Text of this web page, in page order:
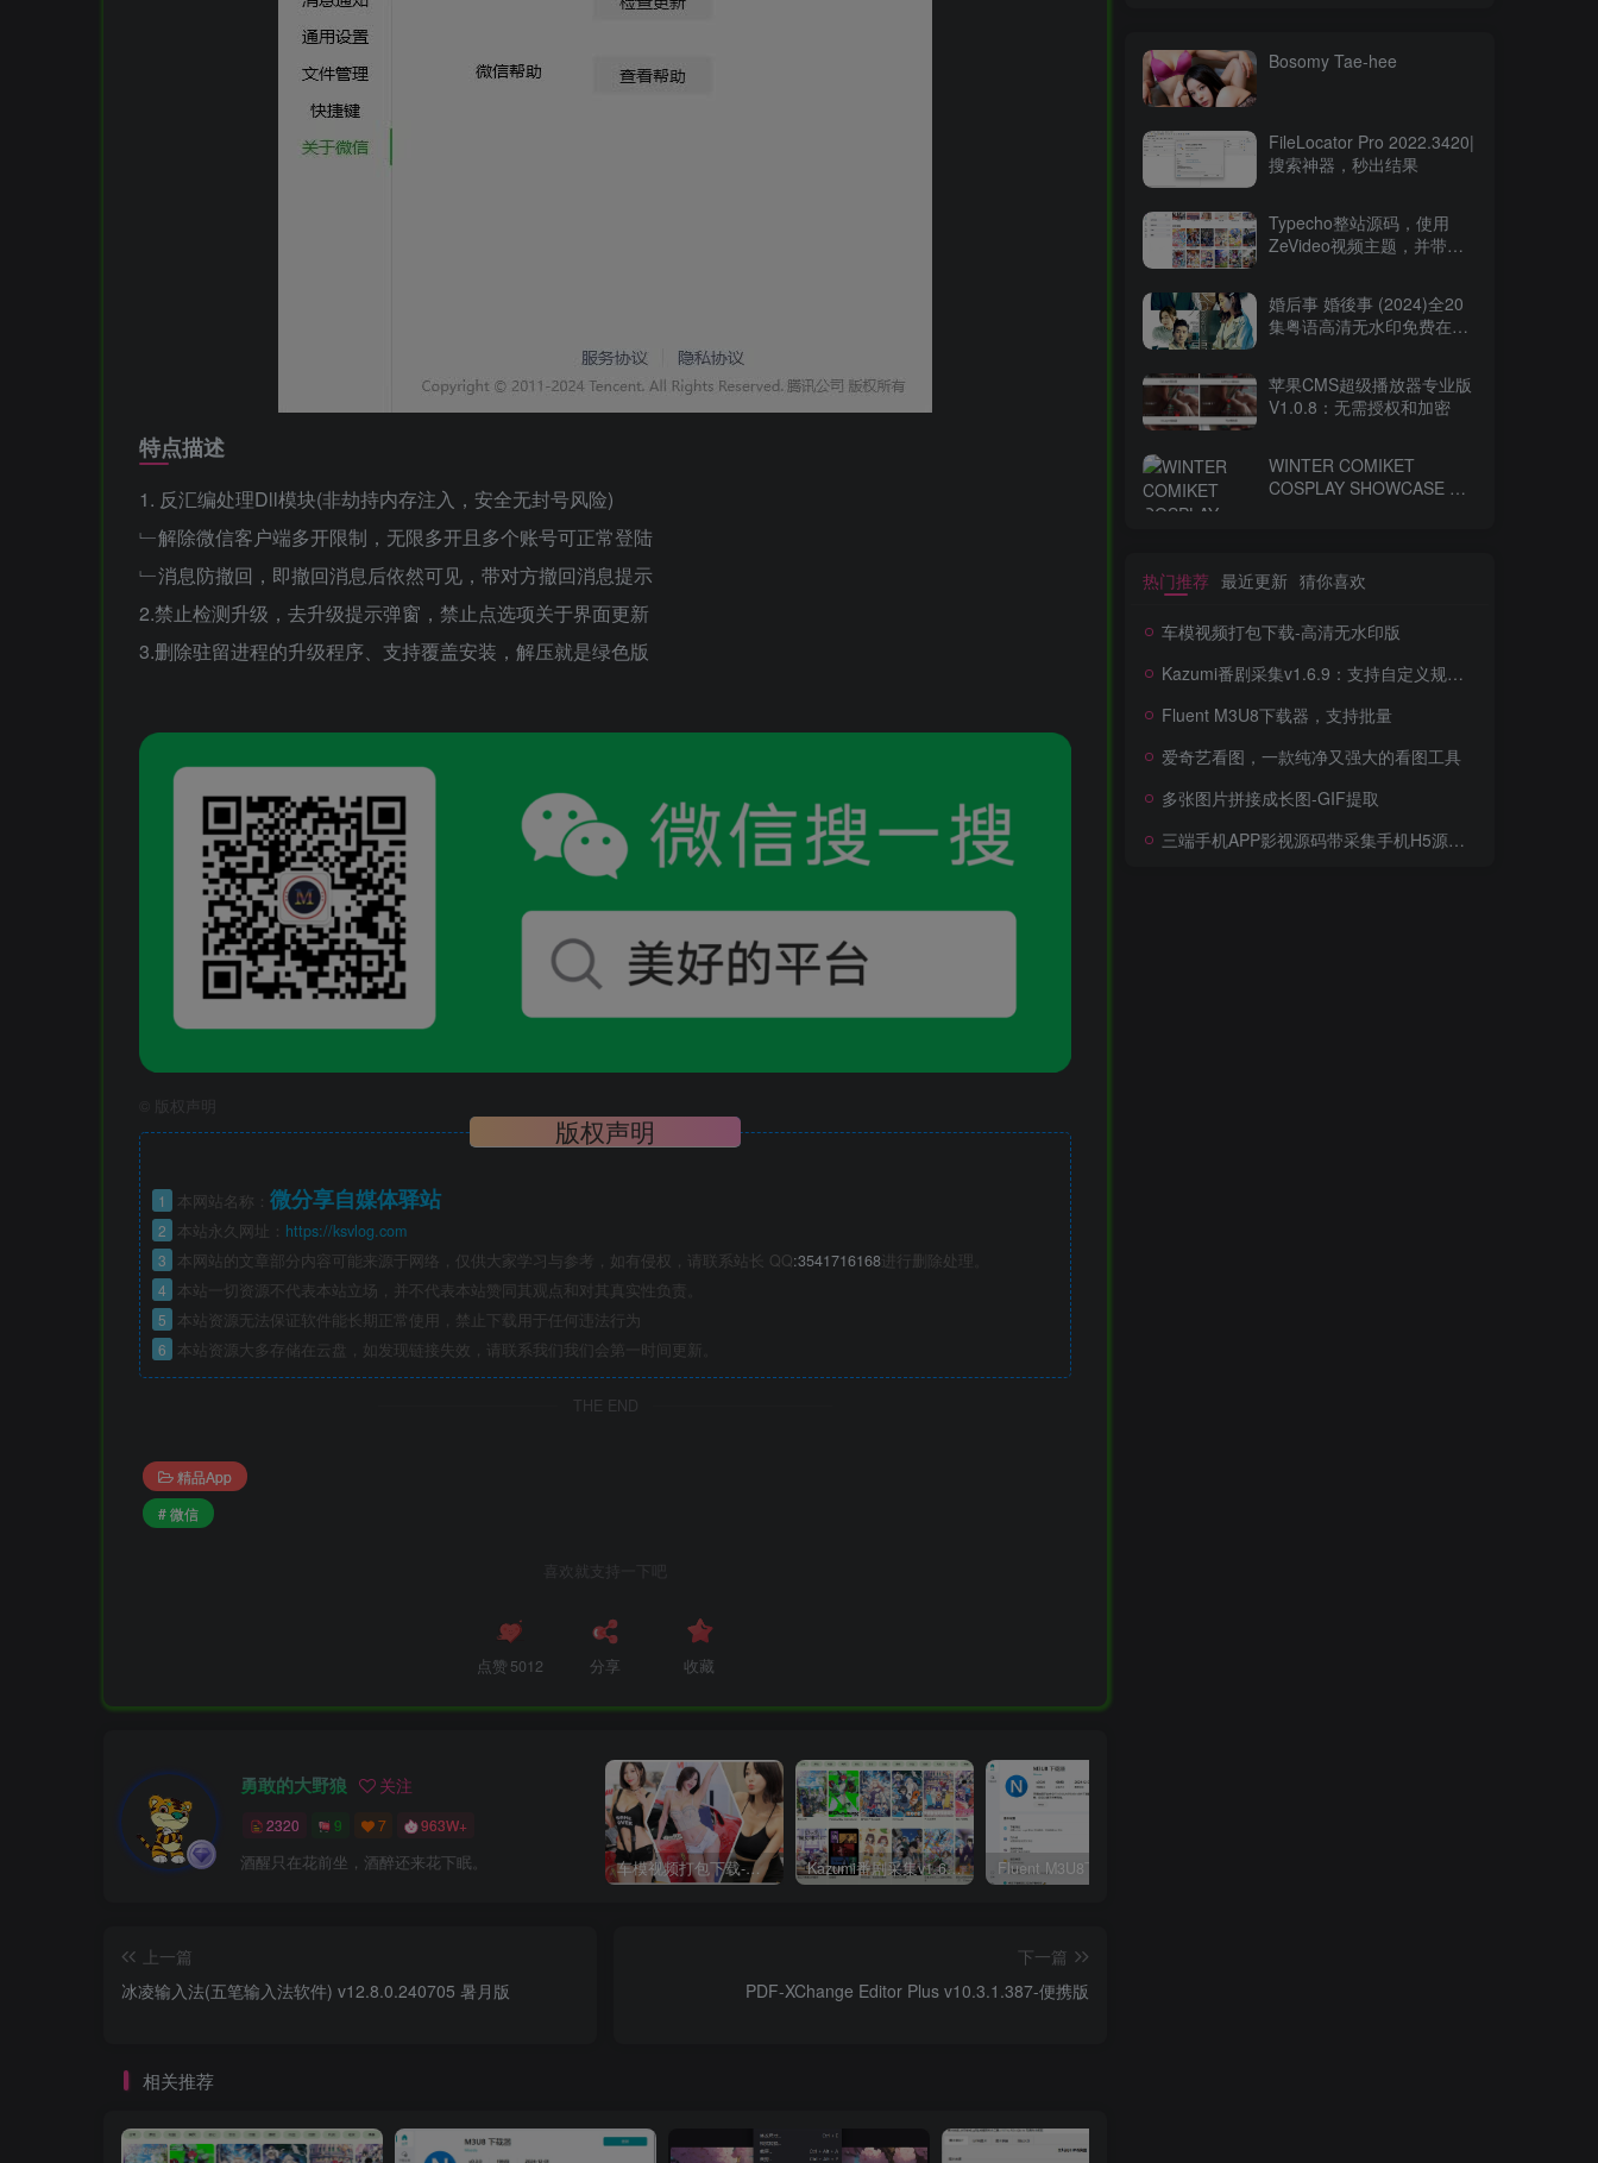
特点描述
1. 反汇编处理Dll模块(非劫持内存注入，安全无封号风险)
﹂解除微信客户端多开限制，无限多开且多个账号可正常登陆
﹂消息防撤回，即撤回消息后依然可见，带对方撤回消息提示
2.禁止检测升级，去升级提示弹窗，禁止点选项关于界面更新
3.删除驻留进程的升级程序、支持覆盖安装，解压就是绿色版
版权声明
版权声明
1 本网站名称： 微分享自媒体驿站
2 本站永久网址： https://ksvlog.com
3 本网站的文章部分内容可能来源于网络，仅供大家学习与参考，如有侵权，请联系站长 QQ:3541716168进行删除处理。
4 本站一切资源不代表本站立场，并不代表本站赞同其观点和对其真实性负责。
5 本站资源无法保证软件能长期正常使用，禁止下载用于任何违法行为
6 本站资源大多存储在云盘，如发现链接失效，请联系我们我们会第一时间更新。
THE END
精品App
# 微信
喜欢就支持一下吧
点赞 5012 分享 收藏
勇敢的大野狼 关注
2320 9 7 963W+
酒醒只在花前坐，酒醉还来花下眠。 车模视频打包下载-高清无水印版 Kazumi番剧采集v1.6.9：支持自定义规则+在线观看+弹幕，跨平台下载
上一篇
冰凌输入法(五笔输入法软件) v12.8.0.240705 暑月版
下一篇
PDF-XChange Editor Plus v10.3.1.387-便携版
相关推荐
Bosomy Tae-hee
FileLocator Pro 2022.3420|
搜索神器，秒出结果
Typecho整站源码，使用
ZeVideo视频主题，并带有
婚后事 婚後事 (2024)全20
集粤语高清无水印免费在线
苹果CMS超级播放器专业版
V1.0.8：无需授权和加密
WINTER COMIKET
COSPLAY SHOWCASE コ
热门推荐 最近更新 猜你喜欢
车模视频打包下载-高清无水印版
Kazumi番剧采集v1.6.9：支持自定义规则+在线观看+弹幕，跨平台下载
Fluent M3U8下载器，支持批量
爱奇艺看图，一款纯净又强大的看图工具
多张图片拼接成长图-GIF提取
三端手机APP影视源码带采集手机H5源码带VIP卡密功能